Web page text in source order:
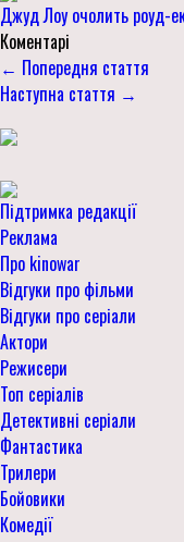
Джуд Лоу очолить роуд-
Коментарі
← Попередня стаття
Наступна стаття →
Підтримка редакції
Реклама
Про kinowar
Відгуки про фільми
Відгуки про серіали
Актори
Режисери
Топ серіалів
Детективні серіали
Фантастика
Трилери
Бойовики
Комедії